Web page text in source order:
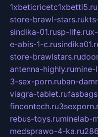
1xbeticricetc1xbetti5.ru
store-brawl-stars.ru
sindika-01.rusp-life.ru
e-abis-1-c.ru
store-brawlstars.ru
antenna-highly.rumine-
3-sex-porn.ruban-
viagra-tablet.ru
fincontech.ru
rebus-toys.ruminelab-
medsprawo-4-ka.ru